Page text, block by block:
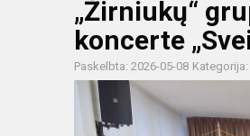
„Žirniukų“
koncerte
Paskelbta: 2026-05-08 Kategorija: